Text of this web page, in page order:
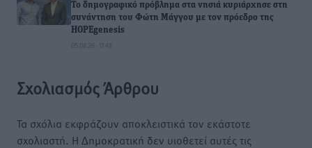
To δημογραφικό πρόβλημα στα νησιά κυριάρχησε στη
συνάντηση του Φώτη Μάγγου με τον πρόεδρο της
HOPEgenesis
05.08.26 · 17:48
Σχολιασμός Άρθρου
Τα σχόλια εκφράζουν αποκλειστικά τον εκάστοτε
σχολιαστή. Η Δημοκρατική δεν υιοθετεί αυτές τις